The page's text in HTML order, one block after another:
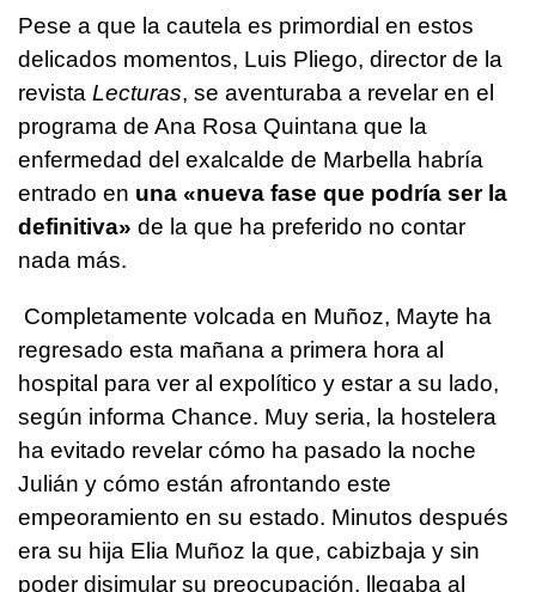
Pese a que la cautela es primordial en estos
delicados momentos, Luis Pliego, director de la
revista Lecturas, se aventuraba a revelar en el
programa de Ana Rosa Quintana que la
enfermedad del exalcalde de Marbella habría
entrado en una «nueva fase que podría ser la
definitiva» de la que ha preferido no contar
nada más.
Completamente volcada en Muñoz, Mayte ha
regresado esta mañana a primera hora al
hospital para ver al expolítico y estar a su lado,
según informa Chance. Muy seria, la hostelera
ha evitado revelar cómo ha pasado la noche
Julián y cómo están afrontando este
empeoramiento en su estado. Minutos después
era su hija Elia Muñoz la que, cabizbaja y sin
poder disimular su preocupación, llegaba al